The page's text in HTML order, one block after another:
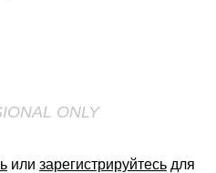
ONLY
или зарегистрируйтесь для